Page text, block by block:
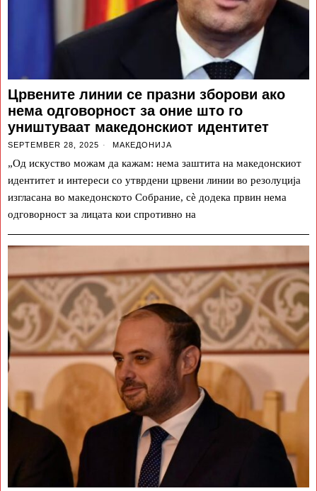
Црвените линии се празни зборови ако
нема одговорност за оние што го
уништуваат македонскиот идентитет
SEPTEMBER 28, 2025 МАКЕДОНИЈА
„Од искуство можам да кажам: нема заштита на македонскиот
идентитет и интереси со утврдени црвени линии во резолуција
изгласана во македонското Собрание, сè додека првин нема
одговорност за лицата кои спротивно на